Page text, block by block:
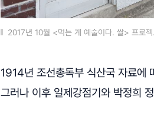
2017년 10월 <먹는 게 예술이다. 쌀> 프로
1914년 조선총독부 식산국 자료에
그러나 이후 일제강점기와 박정희